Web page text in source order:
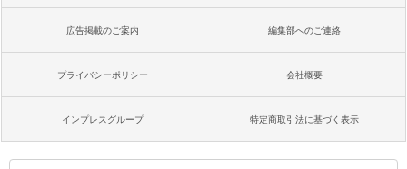
広告掲載のご案内 編集部へのご連絡
プライバシーポリシー 会社概要
インプレスグループ 特定商取引法に基づく表示